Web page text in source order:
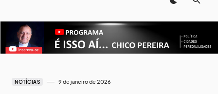
NOTÍCIAS 9 de janeiro de 2026